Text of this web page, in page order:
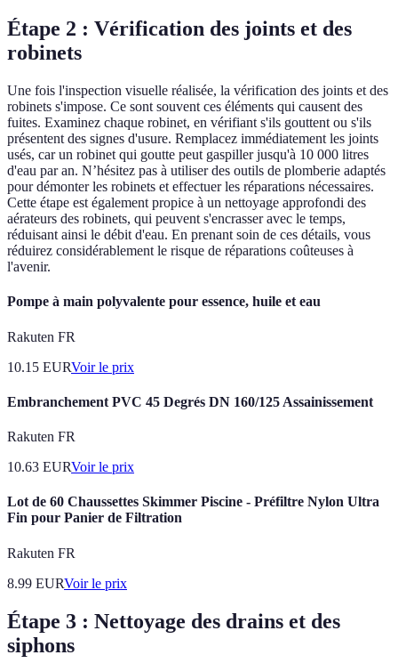
Étape 2 : Vérification des joints et des
robinets
Une fois l'inspection visuelle réalisée, la vérification des joints et des
robinets s'impose. Ce sont souvent ces éléments qui causent des
fuites. Examinez chaque robinet, en vérifiant s'ils gouttent ou s'ils
présentent des signes d'usure. Remplacez immédiatement les joints
usés, car un robinet qui goutte peut gaspiller jusqu'à 10 000 litres
d'eau par an. N’hésitez pas à utiliser des outils de plomberie adaptés
pour démonter les robinets et effectuer les réparations nécessaires.
Cette étape est également propice à un nettoyage approfondi des
aérateurs des robinets, qui peuvent s'encrasser avec le temps,
réduisant ainsi le débit d'eau. En prenant soin de ces détails, vous
réduirez considérablement le risque de réparations coûteuses à
l'avenir.
Pompe à main polyvalente pour essence, huile et eau
Rakuten FR
10.15 EURVoir le prix
Embranchement PVC 45 Degrés DN 160/125 Assainissement
Rakuten FR
10.63 EURVoir le prix
Lot de 60 Chaussettes Skimmer Piscine - Préfiltre Nylon Ultra
Fin pour Panier de Filtration
Rakuten FR
8.99 EURVoir le prix
Étape 3 : Nettoyage des drains et des
siphons